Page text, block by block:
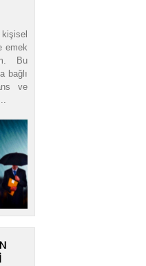
emek
Bu
bağlı
ve